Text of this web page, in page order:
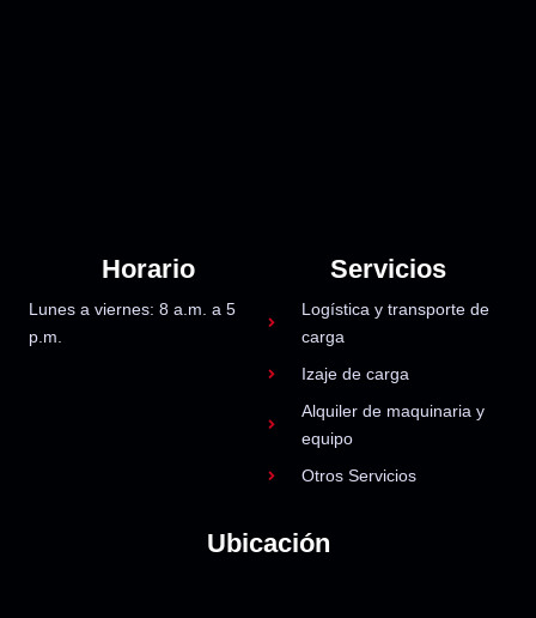
Horario
Lunes a viernes: 8 a.m. a 5
p.m.
Servicios
Logística y transporte de
carga
Izaje de carga
Alquiler de maquinaria y
equipo
Otros Servicios
Ubicación